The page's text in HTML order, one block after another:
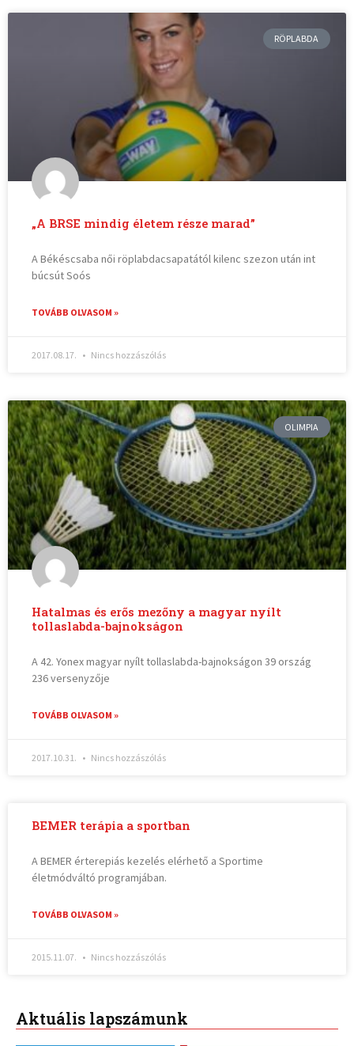
RÖPLABDA
„A BRSE mindig életem része marad”
A Békéscsaba női röplabdacsapatától kilenc szezon után int
búcsút Soós
TOVÁBB OLVASOM »
2017.08.17. Nincs hozzászólás
OLIMPIA
Hatalmas és erős mezőny a magyar nyílt
tollaslabda-bajnokságon
A 42. Yonex magyar nyílt tollaslabda-bajnokságon 39 ország
236 versenyzője
TOVÁBB OLVASOM »
2017.10.31. Nincs hozzászólás
BEMER terápia a sportban
A BEMER érterepiás kezelés elérhető a Sportime
életmódváltó programjában.
TOVÁBB OLVASOM »
2015.11.07. Nincs hozzászólás
Aktuális lapszámunk